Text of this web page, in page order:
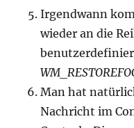
Irgendwann
wieder an die
Man hat
Nachricht im